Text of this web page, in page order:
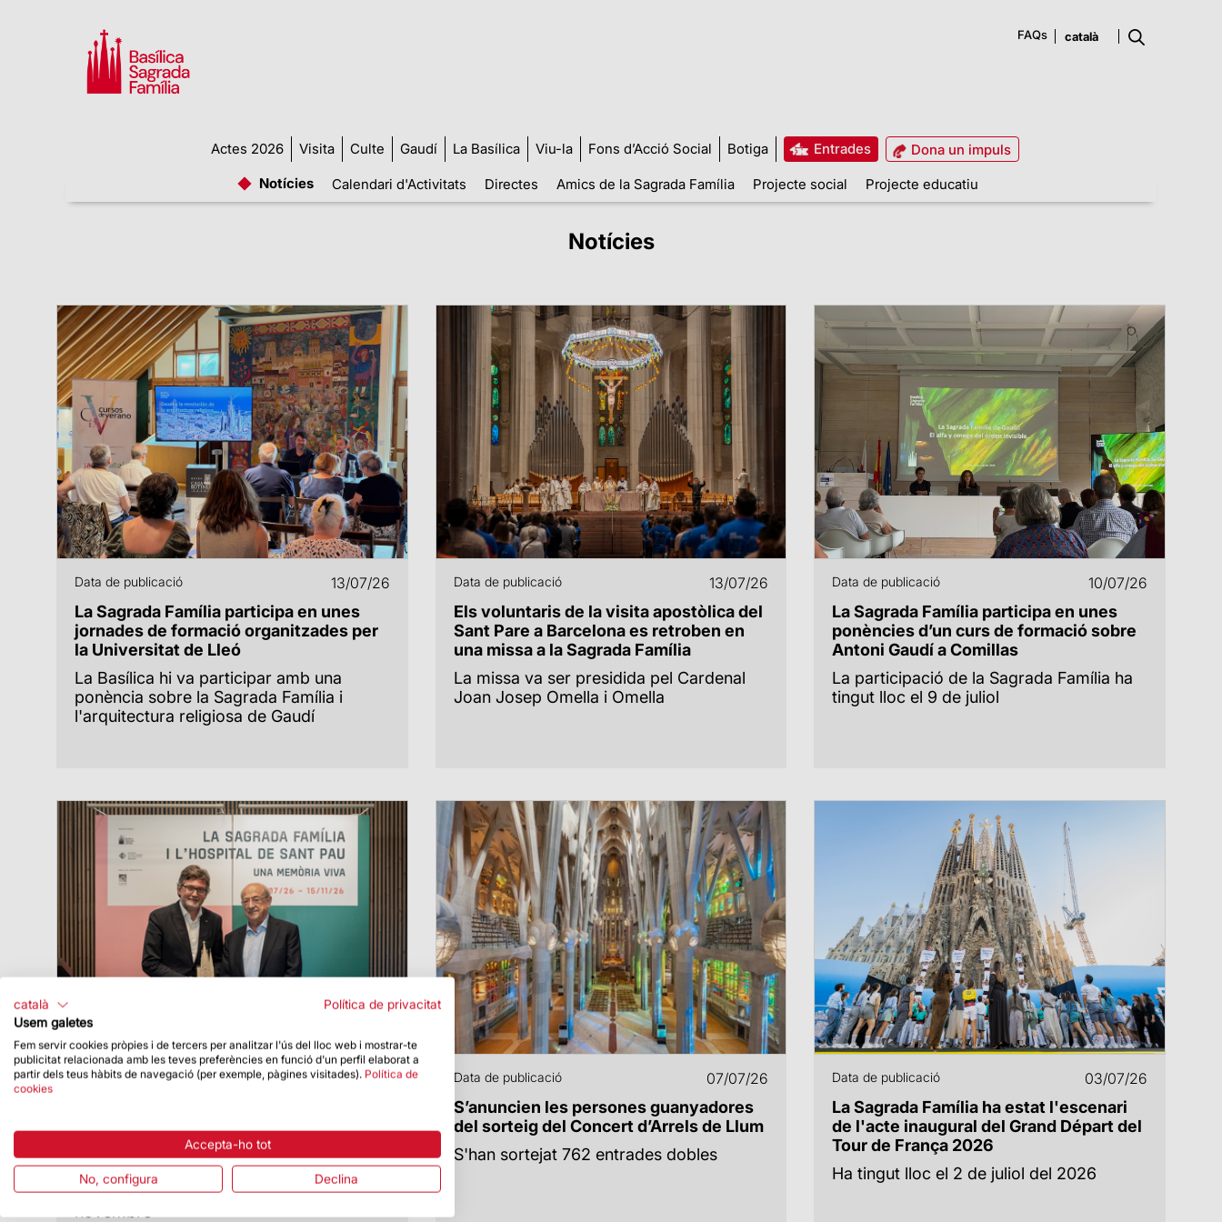
FAQs
Actes 2026 Visita Culte Gaudí La Basílica Viu-la Fons d’Acció Social Botiga Entrades
Dona un impuls
Notícies
Calendari d'Activitats Directes Amics de la Sagrada Família Projecte social Projecte educatiu
Notícies
Data de publicació 13/07/26
La Sagrada Família participa en unes
jornades de formació organitzades per
la Universitat de Lleó
La Basílica hi va participar amb una
ponència sobre la Sagrada Família i
l'arquitectura religiosa de Gaudí
Data de publicació 13/07/26
Els voluntaris de la visita apostòlica del
Sant Pare a Barcelona es retroben en
una missa a la Sagrada Família
La missa va ser presidida pel Cardenal
Joan Josep Omella i Omella
Data de publicació 10/07/26
La Sagrada Família participa en unes
ponències d’un curs de formació sobre
Antoni Gaudí a Comillas
La participació de la Sagrada Família ha
tingut lloc el 9 de juliol
Data de publicació 07/07/26
Modernista de Sant Pau posen en valor
el seu vincle amb una exposició
conjunta
La mostra es pot veure fins el 15 de
Data de publicació 07/07/26
S’anuncien les persones guanyadores
del sorteig del Concert d’Arrels de Llum
S'han sortejat 762 entrades dobles
Data de publicació 03/07/26
La Sagrada Família ha estat l'escenari
de l'acte inaugural del Grand Départ del
Tour de França 2026
Ha tingut lloc el 2 de juliol del 2026
català
Política de privacitat
Usem galetes
Fem servir cookies pròpies i de tercers per analitzar l'ús del lloc web i mostrar-te
publicitat relacionada amb les teves preferències en funció d'un perfil elaborat a
partir dels teus hàbits de navegació (per exemple, pàgines visitades). Política de
cookies
Accepta-ho tot
No, configura Declina